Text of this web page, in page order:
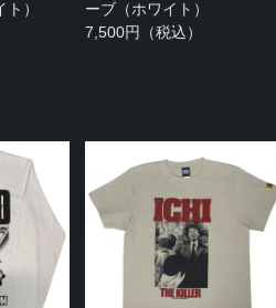
）
ーブ（ホワイト）
7,500円（税込）